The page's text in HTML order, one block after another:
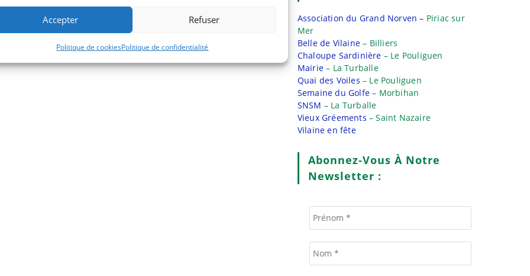
Accepter Refuser
Politique de cookiesPolitique de confidentialité
Association du Grand Norven – Piriac sur
Mer
Belle de Vilaine– Billiers
Chaloupe Sardinière – Le Pouliguen
Mairie– La Turballe
Quai des Voiles – Le Pouliguen
Semaine du Golfe– Morbihan
SNSM – La Turballe
Vieux Gréements – Saint Nazaire
Vilaine en fête
Abonnez-Vous À Notre
Newsletter :